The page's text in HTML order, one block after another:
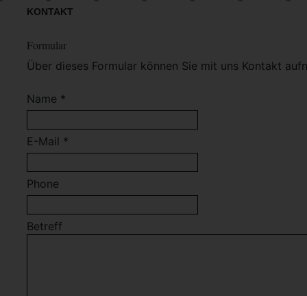
KONTAKT
Formular
Über dieses Formular können Sie mit uns Kontakt
Name *
E-Mail *
Phone
Betreff